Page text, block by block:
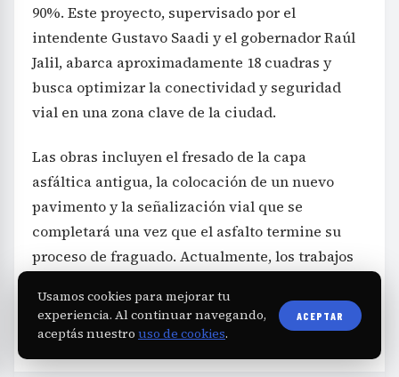
90%. Este proyecto, supervisado por el
intendente Gustavo Saadi y el gobernador Raúl
Jalil, abarca aproximadamente 18 cuadras y
busca optimizar la conectividad y seguridad
vial en una zona clave de la ciudad.
Las obras incluyen el fresado de la capa
asfáltica antigua, la colocación de un nuevo
pavimento y la señalización vial que se
completará una vez que el asfalto termine su
proceso de fraguado. Actualmente, los trabajos
Misiones y la cuadra de la calle Dardo Aguirre,
donde ya se observa la demarcación provisional.
Usamos cookies para mejorar tu
experiencia. Al continuar navegando,
aceptás nuestro uso de cookies.
ACEPTAR